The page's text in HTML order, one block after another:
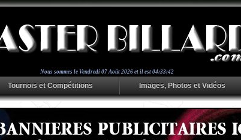
Nous sommes le Vendredi 07 Août 2026 et il est 04:33:43
Tournois et Compétitions Images, Photos et Vidéos